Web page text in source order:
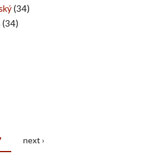
(34)
(34)
next ›